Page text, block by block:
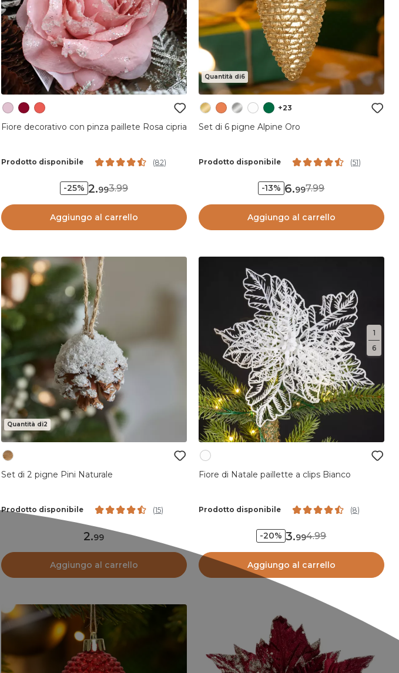
1
6
Fiore decorativo con pinza paillete Rosa cipria
Prodotto disponibile (82)
-25% 2.993.99
Aggiungo al carrello
Quantità di6
+23
Set di 6 pigne Alpine Oro
Prodotto disponibile (51)
-13% 6.997.99
Aggiungo al carrello
Quantità di2
Set di 2 pigne Pini Naturale
Prodotto disponibile (15)
2.99
Aggiungo al carrello
Fiore di Natale paillette a clips Bianco
Prodotto disponibile (8)
-20% 3.994.99
Aggiungo al carrello